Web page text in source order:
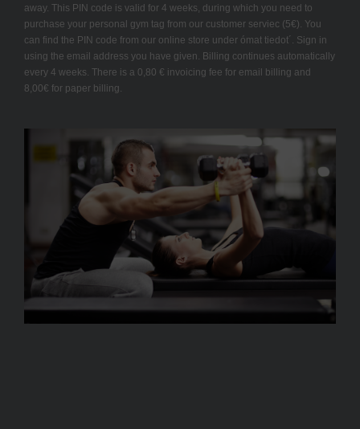
away. This PIN code is valid for 4 weeks, during which you need to
purchase your personal gym tag from our customer serviec (5€). You
can find the PIN code from our online store under ómat tiedot´. Sign in
using the email address you have given. Billing continues automatically
every 4 weeks. There is a 0,80 € invoicing fee for email billing and
8,00€ for paper billing.